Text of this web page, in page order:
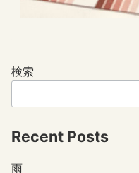
検索
Recent Posts
雨